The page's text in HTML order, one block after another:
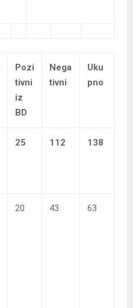
Pozi
tivni
iz
BD
Nega
tivni
Uku
pno
25 112 138
20 43 63